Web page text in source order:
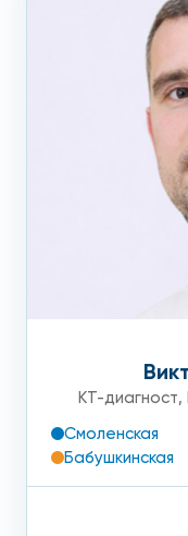
КТ-диагност,
Смоленская
Бабушкинская